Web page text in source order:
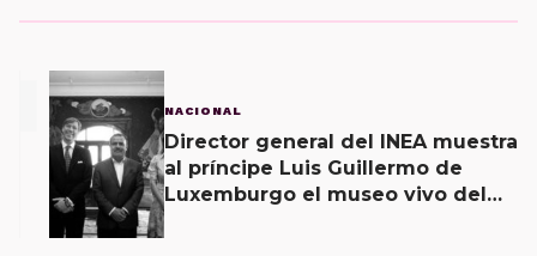
NACIONAL
Director general del INEA muestra
al príncipe Luis Guillermo de
Luxemburgo el museo vivo del